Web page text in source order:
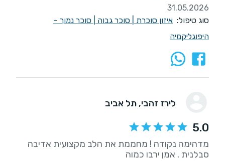
31.05.2026
סוג טיפול: איזון סוכרת סוכר גבוה
סוכר נמוך -
היפוגליקמיה
לירז זהבי, תל אביב
5.0
מדהימה נקודה ! מחממת את הלב מקצועית אדיבה
סבלנית . אמן ירבו כמוה